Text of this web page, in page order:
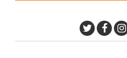
Twitter